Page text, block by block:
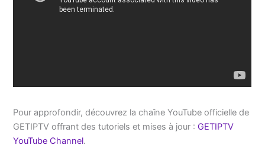
Pour approfondir, découvrez la chaîne YouTube officielle de
GETIPTV offrant des tutoriels et mises à jour : GETIPTV
YouTube Channel.